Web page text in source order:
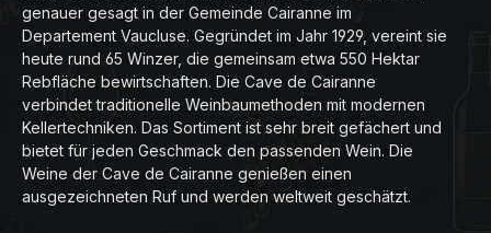
genauer gesagt in der Gemeinde Cairanne im
Departement Vaucluse. Gegründet im Jahr 1929, vereint sie
heute rund 65 Winzer, die gemeinsam etwa 550 Hektar
Rebfläche bewirtschaften. Die Cave de Cairanne
verbindet traditionelle Weinbaumethoden mit modernen
Kellertechniken. Das Sortiment ist sehr breit gefächert und
bietet für jeden Geschmack den passenden Wein. Die
Weine der Cave de Cairanne genießen einen
ausgezeichneten Ruf und werden weltweit geschätzt.